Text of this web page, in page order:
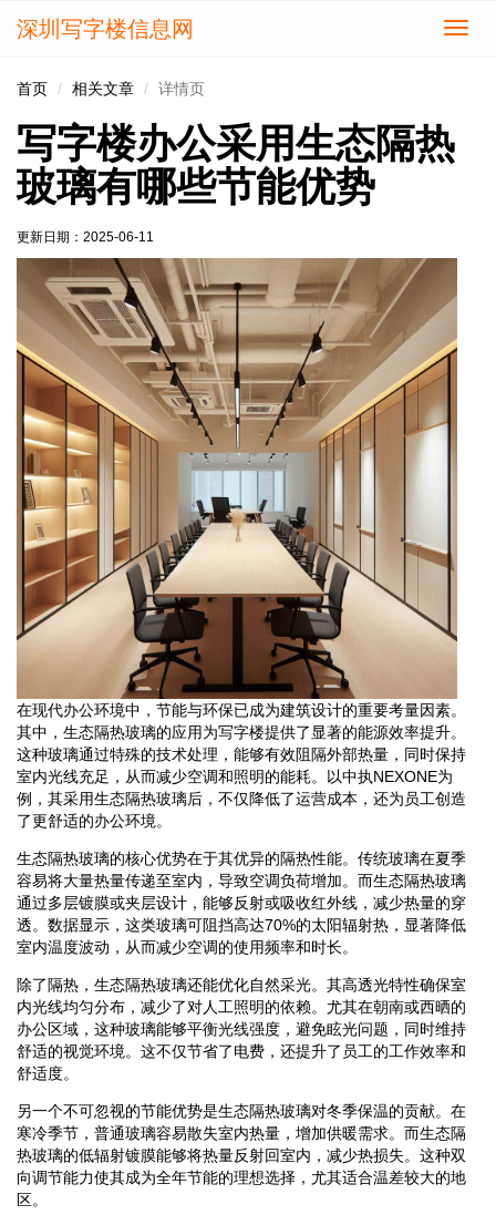
切
深圳写字楼信息网
首页 相关文章 详情页
写字楼办公采用生态隔热
玻璃有哪些节能优势
更新日期： 2025-06-11
在现代办公环境中，节能与环保已成为建筑设计的重要考量因素。
其中，生态隔热玻璃的应用为写字楼提供了显著的能源效率提升。
这种玻璃通过特殊的技术处理，能够有效阻隔外部热量，同时保持
室内光线充足，从而减少空调和照明的能耗。以中执NEXONE为
例，其采用生态隔热玻璃后，不仅降低了运营成本，还为员工创造
了更舒适的办公环境。
生态隔热玻璃的核心优势在于其优异的隔热性能。传统玻璃在夏季
容易将大量热量传递至室内，导致空调负荷增加。而生态隔热玻璃
通过多层镀膜或夹层设计，能够反射或吸收红外线，减少热量的穿
透。数据显示，这类玻璃可阻挡高达70%的太阳辐射热，显著降低
室内温度波动，从而减少空调的使用频率和时长。
除了隔热，生态隔热玻璃还能优化自然采光。其高透光特性确保室
内光线均匀分布，减少了对人工照明的依赖。尤其在朝南或西晒的
办公区域，这种玻璃能够平衡光线强度，避免眩光问题，同时维持
舒适的视觉环境。这不仅节省了电费，还提升了员工的工作效率和
舒适度。
另一个不可忽视的节能优势是生态隔热玻璃对冬季保温的贡献。在
寒冷季节，普通玻璃容易散失室内热量，增加供暖需求。而生态隔
热玻璃的低辐射镀膜能够将热量反射回室内，减少热损失。这种双
向调节能力使其成为全年节能的理想选择，尤其适合温差较大的地
区。